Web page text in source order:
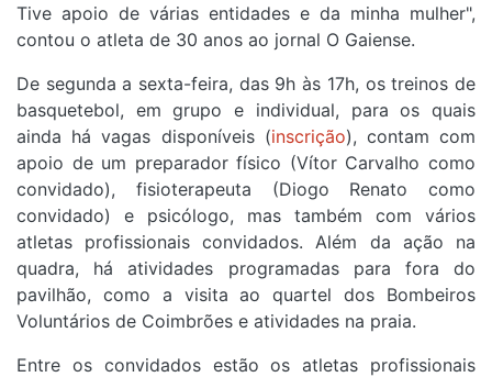
Tive apoio de várias entidades e da minha mulher",
contou o atleta de 30 anos ao jornal O Gaiense.
De segunda a sexta-feira, das 9h às 17h, os treinos de
basquetebol, em grupo e individual, para os quais
ainda há vagas disponíveis (inscrição), contam com
apoio de um preparador físico (Vítor Carvalho como
convidado), fisioterapeuta (Diogo Renato como
convidado) e psicólogo, mas também com vários
atletas profissionais convidados. Além da ação na
quadra, há atividades programadas para fora do
pavilhão, como a visita ao quartel dos Bombeiros
Voluntários de Coimbrões e atividades na praia.
Entre os convidados estão os atletas profissionais